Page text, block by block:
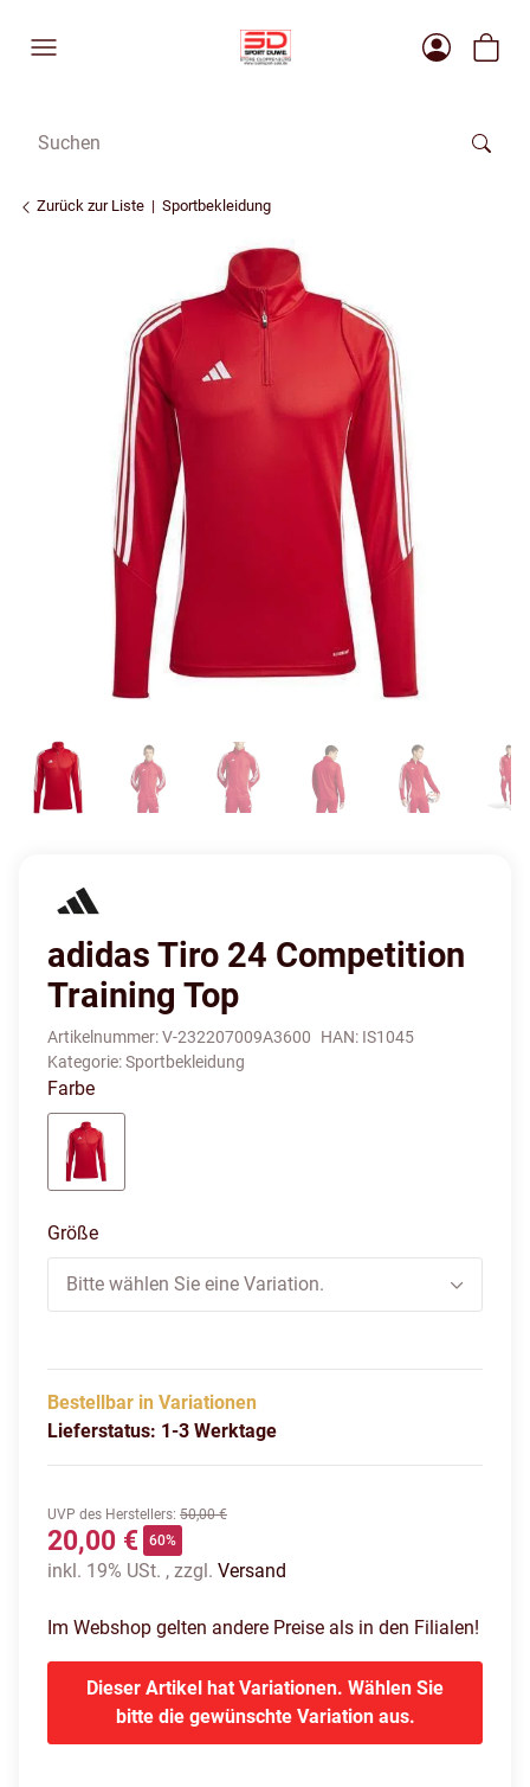
Zurück zur Liste Sportbekleidung
adidas Tiro 24 Competition
Training Top
Artikelnummer:V-232207009A3600 HAN: IS1045
Kategorie:Sportbekleidung
Farbe
Größe
Bitte wählen Sie eine Variation.
Bestellbar in Variationen
Lieferstatus: 1-3 Werktage
UVP des Herstellers: 50,00 €
20,00 € 60%
inkl. 19% USt. , zzgl. Versand
Im Webshop gelten andere Preise als in den Filialen!
Dieser Artikel hat Variationen. Wählen Sie
bitte die gewünschte Variation aus.